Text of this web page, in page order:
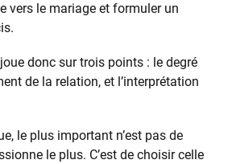
vers le mariage et formuler un
donc sur trois points : le degré
de la relation, et l’interprétation
le plus important n’est pas de
le plus. C’est de choisir celle